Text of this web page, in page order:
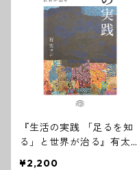
『生活の実践 「足るを知
る」と世界が治る』有太マ
¥2,200